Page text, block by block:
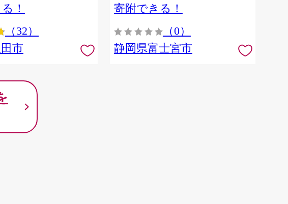
！
（32）
市
寄附できる！
（0）
静岡県富士宮市